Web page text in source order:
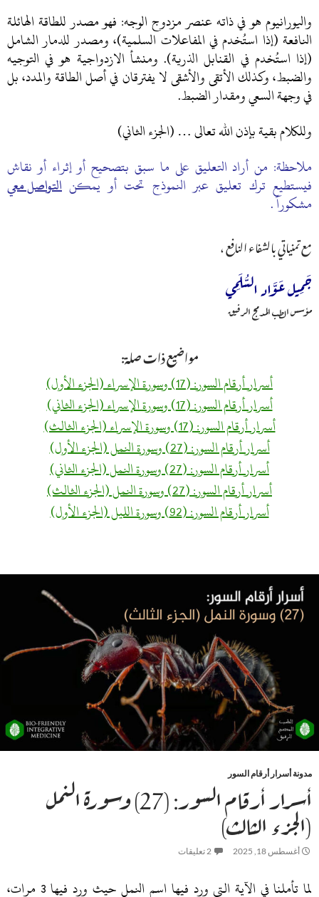
واليورانيوم هو في ذاته عنصر مزدوج الوجه: فهو مصدر للطاقة الهائلة
النافعة (إذا استُخدم في المفاعلات السلمية)، ومصدر للدمار الشامل
(إذا استُخدم في القنابل الذرية). ومنشأ الازدواجية هو في التوجيه
والضبط، وكذلك الأتقى والأشقى لا يفترقان في أصل الطاقة والمدد، بل
في وجهة السعي ومقدار الضبط.
وللكلام بقية بإذن الله تعالى … (الجزء الثاني)
ملاحظة: من أراد التعليق على ما سبق بتصحيح أو إثراء أو نقاش
فيستطيع ترك تعليق عبر النموذج تحت أو يمكن التواصل معي
مشكوراً .
مع تمنياتي بالشفاء النافع ،
جَمِيل عَوَّاد السُّلَمِي
مؤسس الطب المدمج الرفيق
مواضيع ذات صلة:
أسرار أرقام السور: (17) وسورة الإسراء (الجزء الأول)
أسرار أرقام السور: (17) وسورة الإسراء (الجزء الثاني)
أسرار أرقام السور: (17) وسورة الإسراء (الجزء الثالث)
أسرار أرقام السور: (27) وسورة النمل (الجزء الأول)
أسرار أرقام السور: (27) وسورة النمل (الجزء الثاني)
أسرار أرقام السور: (27) وسورة النمل (الجزء الثالث)
أسرار أرقام السور: (92) وسورة الليل (الجزء الأول)
مدونة أسرار أرقام السور
أسرار أرقام السور: (27) وسورة النمل
(الجزء الثالث)
أغسطس 18, 2025 2 تعليقات
لما تأملنا في الآية التي ورد فيها اسم النمل حيث ورد فيها 3 مرات،